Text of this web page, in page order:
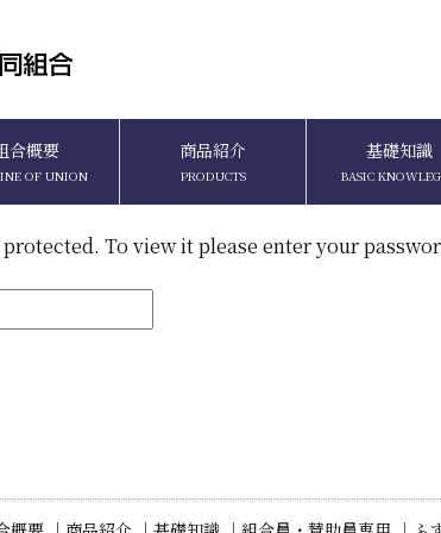
合概要
OF UNION
商品紹介
PRODUCTS
基礎知識
BASIC
To view it please enter your